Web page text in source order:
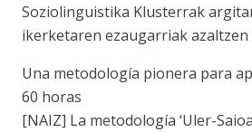
Soziolinguistika Klusterrak
ikerketaren ezaugarriak
Una metodología pionera para
60 horas
[NAIZ] La metodología ‘Uler-